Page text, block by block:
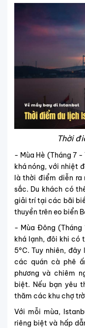
Thời
- Mùa Hè (Tháng 7
khá nóng, với nhiệt
là thời điểm diễn ra
sắc. Du khách có
giải trí tại các bãi
thuyền trên eo biển
- Mùa Đông (Tháng
khá lạnh, đôi khi có
5°C. Tuy nhiên,
các quán cà phê
phương và chiêm
biệt. Nếu bạn yêu
thăm các khu chợ
Với mỗi mùa,
riêng biệt và hấp